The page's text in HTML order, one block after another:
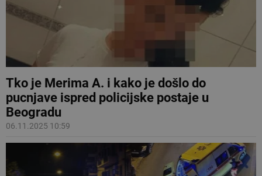
Tko je Merima A. i kako je došlo do
pucnjave ispred policijske postaje u
Beogradu
06.11.2025 10:59